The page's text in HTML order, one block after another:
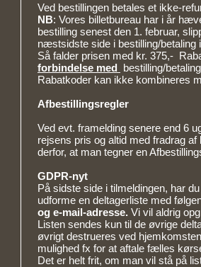
Ved bestillingen betales et ikke-
NB: Vores billetbureau har i år
bestilling senest den 1. februar,
næstsidste side i bestilling/
Så falder prisen med kr. 375,-
forbindelse med bestilling/
Rabatkoder kan ikke kombineres
Afbestillingsregler
Ved evt. framelding senere end 6
rejsens pris og altid med fradrag
derfor, at man tegner en
GDPR-nyt
På sidste side i tilmeldingen, har
udforme en deltagerliste med
og e-mail-adresse. Vi vil aldrig
Listen sendes kun til de øvrige
øvrigt destrueres ved
mulighed fx for at aftale fælles
Det er helt frit, om man vil stå på